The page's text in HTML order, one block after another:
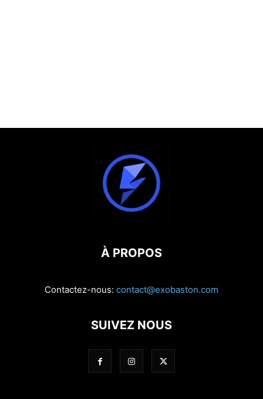
À PROPOS
Contactez-nous: contact@exobaston.com
SUIVEZ NOUS